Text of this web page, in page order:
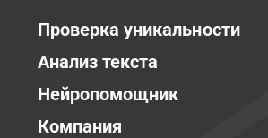
Проверка уникальности
Анализ текста
Нейропомощник
Компания